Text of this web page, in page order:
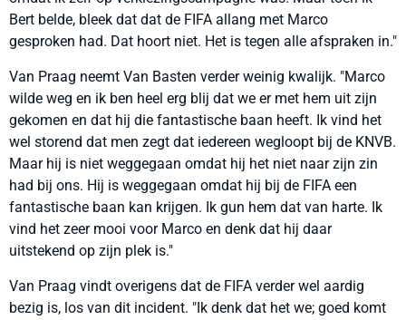
Bert belde, bleek dat dat de FIFA allang met Marco
gesproken had. Dat hoort niet. Het is tegen alle afspraken in."
Van Praag neemt Van Basten verder weinig kwalijk. "Marco
wilde weg en ik ben heel erg blij dat we er met hem uit zijn
gekomen en dat hij die fantastische baan heeft. Ik vind het
wel storend dat men zegt dat iedereen wegloopt bij de KNVB.
Maar hij is niet weggegaan omdat hij het niet naar zijn zin
had bij ons. Hij is weggegaan omdat hij bij de FIFA een
fantastische baan kan krijgen. Ik gun hem dat van harte. Ik
vind het zeer mooi voor Marco en denk dat hij daar
uitstekend op zijn plek is."
Van Praag vindt overigens dat de FIFA verder wel aardig
bezig is, los van dit incident. "Ik denk dat het we; goed komt